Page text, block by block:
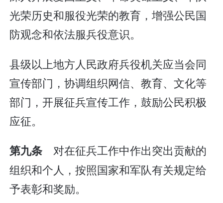
光荣历史和服役光荣的教育，增强公民国
防观念和依法服兵役意识。
县级以上地方人民政府兵役机关应当会同
宣传部门，协调组织网信、教育、文化等
部门，开展征兵宣传工作，鼓励公民积极
应征。
第九条 对在征兵工作中作出突出贡献的
组织和个人，按照国家和军队有关规定给
予表彰和奖励。